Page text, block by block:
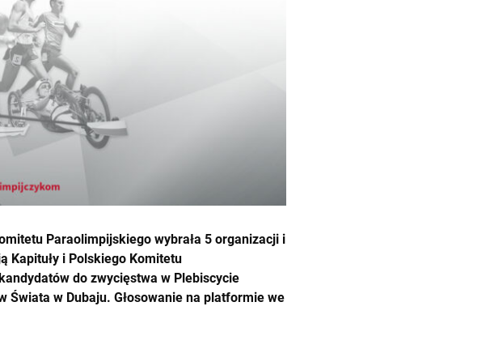
Paraolimpijskiego wybrała 5 organizacji i
Kapituły i Polskiego Komitetu
do zwycięstwa w Plebiscycie
w Dubaju. Głosowanie na platformie we